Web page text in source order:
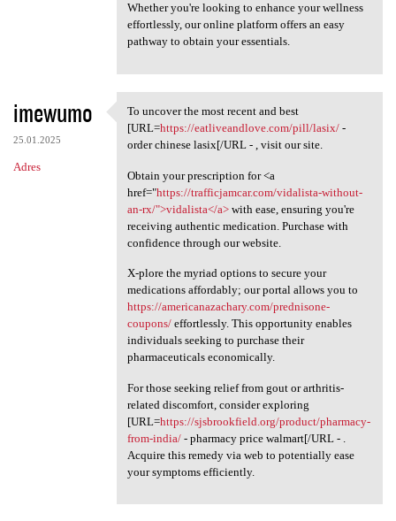
Whether you're looking to enhance your wellness
effortlessly, our online platform offers an easy
pathway to obtain your essentials.
imewumo
25.01.2025
Adres
To uncover the most recent
To uncover the most recent and best
[URL=https://eatliveandlove.com/pill/lasix/-
order chinese lasix[/URL - , visit our site.
Obtain your prescription for <a
href="https://trafficjamcar.com/vidalista-without-
an-rx/">vidalista</a>with ease, ensuring you're
receiving authentic medication. Purchase with
confidence through our website.
X-plore the myriad options to secure your
medications affordably; our portal allows you to
https://americanazachary.com/prednisone-
coupons/effortlessly. This opportunity enables
individuals seeking to purchase their
pharmaceuticals economically.
For those seeking relief from gout or arthritis-
related discomfort, consider exploring
[URL=https://sjsbrookfield.org/product/pharmacy-
from-india/- pharmacy price walmart[/URL - .
Acquire this remedy via web to potentially ease
your symptoms efficiently.